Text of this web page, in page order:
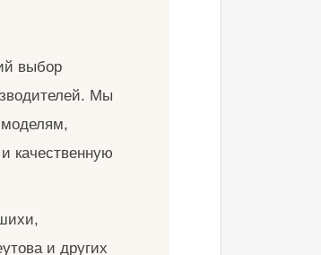
выбор
Мы
моделям,
качественную
и других